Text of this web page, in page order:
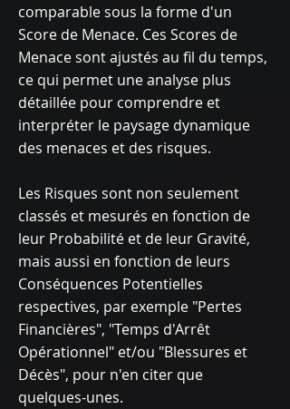
comparable sous la forme d'un
Score de Menace. Ces Scores de
Menace sont ajustés au fil du temps,
ce qui permet une analyse plus
détaillée pour comprendre et
interpréter le paysage dynamique
des menaces et des risques.
Les Risques sont non seulement
classés et mesurés en fonction de
leur Probabilité et de leur Gravité,
mais aussi en fonction de leurs
Conséquences Potentielles
respectives, par exemple "Pertes
Financières", "Temps d'Arrêt
Opérationnel" et/ou "Blessures et
Décès", pour n'en citer que
quelques-unes.